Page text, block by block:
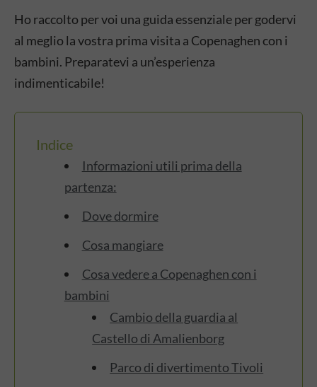
Ho raccolto per voi una guida essenziale per godervi
al meglio la vostra prima visita a Copenaghen con i
bambini. Preparatevi a un’esperienza
indimenticabile!
Indice
Informazioni utili prima della
partenza:
Dove dormire
Cosa mangiare
Cosa vedere a Copenaghen con i
bambini
Cambio della guardia al
Castello di Amalienborg
Parco di divertimento Tivoli